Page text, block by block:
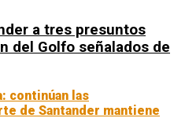
a tres presuntos
del Golfo señalados de